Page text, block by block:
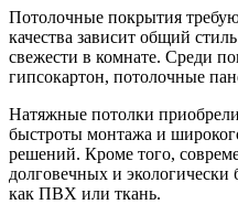
Потолочные покрытия
качества зависит общий
свежести в комнате. Среди
гипсокартон, потолочные
Натяжные потолки
быстроты монтажа и
решений. Кроме того,
долговечных и экологически
как ПВХ или ткань.